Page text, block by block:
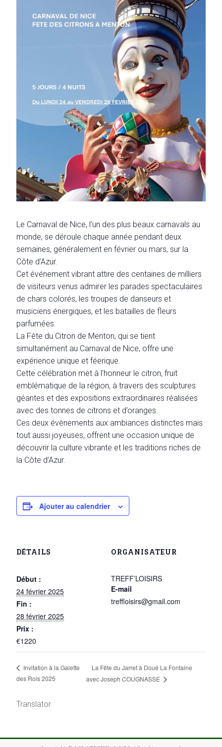
Le Carnaval de Nice, l’un des plus beaux carnavals au
monde, se déroule chaque année pendant deux
semaines, généralement en février ou mars, sur la
Côte d’Azur.
Cet événement vibrant attire des centaines de milliers
de visiteurs venus admirer les parades spectaculaires
de chars colorés, les troupes de danseurs et
musiciens énergiques, et les batailles de fleurs
parfumées.
La Fête du Citron de Menton, qui se tient
simultanément au Carnaval de Nice, offre une
expérience unique et féerique.
Cette célébration met à l’honneur le citron, fruit
emblématique de la région, à travers des sculptures
géantes et des expositions extraordinaires réalisées
avec des tonnes de citrons et d’oranges.
Ces deux évènements aux ambiances distinctes mais
tout aussi joyeuses, offrent une occasion unique de
découvrir la culture vibrante et les traditions riches de
la Côte d’Azur.
Ajouter au calendrier
DÉTAILS
Début :
24 février 2025
Fin :
28 février 2025
Prix :
€1220
ORGANISATEUR
TREFF’LOISIRS
E-mail
treffloisirs@gmail.com
Invitation à la Galette
des Rois 2025
La Fête du Jarret à Doué La Fontaine
avec Joseph COUGNASSE
Translator